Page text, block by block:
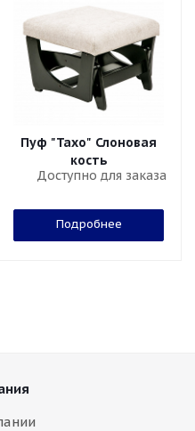
Пуф "Тахо" Слоновая
кость
Доступно для заказа
Подробнее